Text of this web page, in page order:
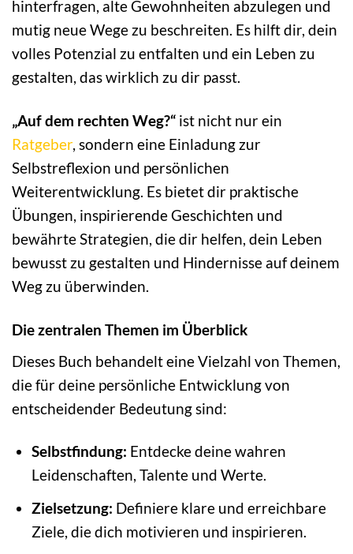
hinterfragen, alte Gewohnheiten abzulegen und
mutig neue Wege zu beschreiten. Es hilft dir, dein
volles Potenzial zu entfalten und ein Leben zu
gestalten, das wirklich zu dir passt.
„Auf dem rechten Weg?“ ist nicht nur ein
Ratgeber, sondern eine Einladung zur
Selbstreflexion und persönlichen
Weiterentwicklung. Es bietet dir praktische
Übungen, inspirierende Geschichten und
bewährte Strategien, die dir helfen, dein Leben
bewusst zu gestalten und Hindernisse auf deinem
Weg zu überwinden.
Die zentralen Themen im Überblick
Dieses Buch behandelt eine Vielzahl von Themen,
die für deine persönliche Entwicklung von
entscheidender Bedeutung sind:
Selbstfindung: Entdecke deine wahren
Leidenschaften, Talente und Werte.
Zielsetzung: Definiere klare und erreichbare
Ziele, die dich motivieren und inspirieren.